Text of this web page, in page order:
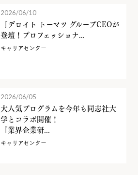
2026/06/10
『デロイト トーマツ グループCEOが
登壇！プロフェッショナ...
キャリアセンター
2026/06/05
大人気プログラムを今年も同志社大
学とコラボ開催！
『業界企業研...
キャリアセンター